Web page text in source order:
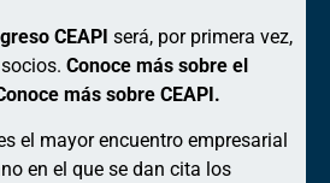
CEAPI será, por primera vez,
Conoce más sobre el
más sobre CEAPI.
el mayor encuentro empresarial
en el que se dan cita los